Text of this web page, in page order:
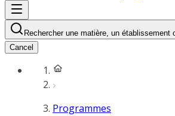
Rechercher une matière, un établissement
Cancel
Programmes